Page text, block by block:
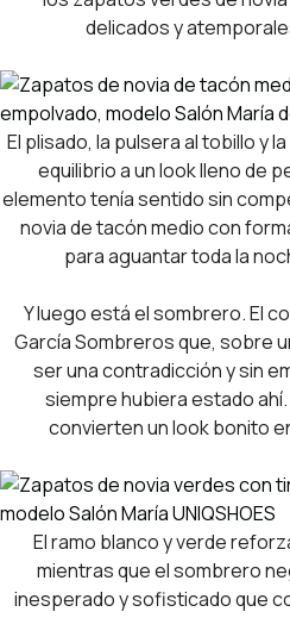
delicados y
El plisado, la pulsera al tobillo y
equilibrio a un look lleno de
elemento tenía sentido sin
novia de tacón medio con
para aguantar toda la
Y luego está el sombrero. El
García Sombreros que, sobre
ser una contradicción y sin
siempre hubiera estado
convierten un look bonito
El ramo blanco y verde
mientras que el sombrero
inesperado y sofisticado que